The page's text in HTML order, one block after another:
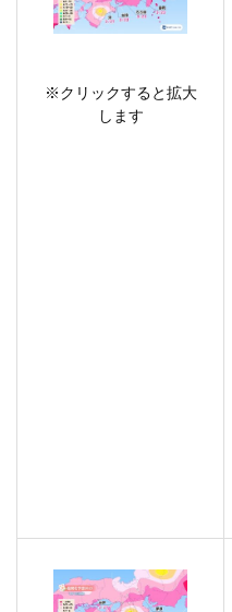
※クリックすると拡大
します